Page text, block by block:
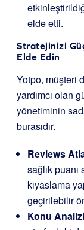
elde etti.
Stratejinizi
Elde Edin
Yotpo, müşteri
yardımcı olan
yönetiminin
burasıdır.
Reviews
sağlık puanı
kıyaslama
geçirilebilir
Konu